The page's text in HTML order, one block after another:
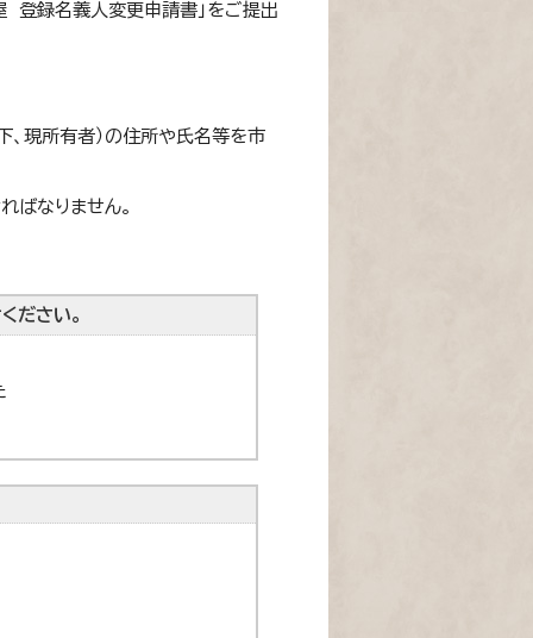
登録名義人変更申請書」をご提出
、現所有者）の住所や氏名等を市
ばなりません。
ださい。